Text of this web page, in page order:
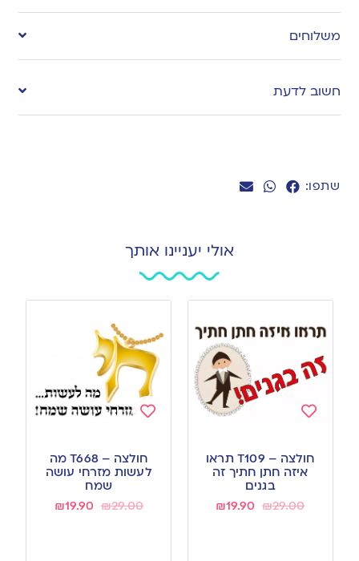
שתפו:
to
wishlist
משלוחים
חשוב לדעת
אולי יעניינו אותך
to
wishlist
חולצה – T109 תראו
איזה חתן חתיך זה
בגנים
₪29.00
₪19.90
to
wishlist
חולצה – T668 מה
לעשות מזרחי עושה
שמח
₪29.00
₪19.90